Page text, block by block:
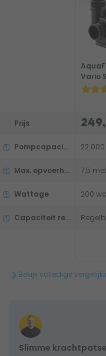
Prijs
Pompcapaciteit
Max. opvoerhoogte
Wattage
Capaciteit regelbaar
Vario
7,5
200
Bekijk volledige
Slimme